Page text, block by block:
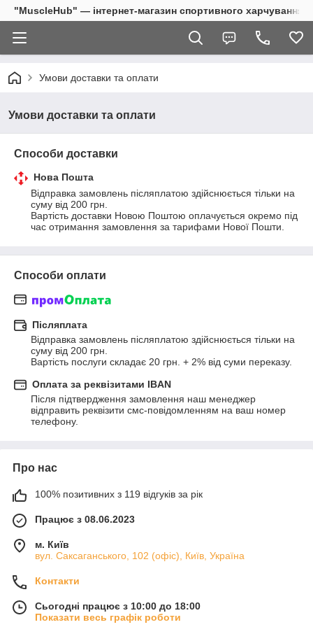
"MuscleHub" — інтернет-магазин спортивного харчування
Умови доставки та оплати
Умови доставки та оплати
Способи доставки
Нова Пошта
Відправка замовлень післяплатою здійснюється тільки на
суму від 200 грн.
Вартість доставки Новою Поштою оплачується окремо під
час отримання замовлення за тарифами Нової Пошти.
Способи оплати
Післяплата
Відправка замовлень післяплатою здійснюється тільки на
суму від 200 грн.
Вартість послуги складає 20 грн. + 2% від суми переказу.
Оплата за реквізитами IBAN
Після підтвердження замовлення наш менеджер
відправить реквізити смс-повідомленням на ваш номер
телефону.
Про нас
100% позитивних з 119 відгуків за рік
Працює з 08.06.2023
м. Київ
вул. Саксаганського, 102 (офіс), Київ, Україна
Контакти
Сьогодні працює з 10:00 до 18:00
Показати весь графік роботи